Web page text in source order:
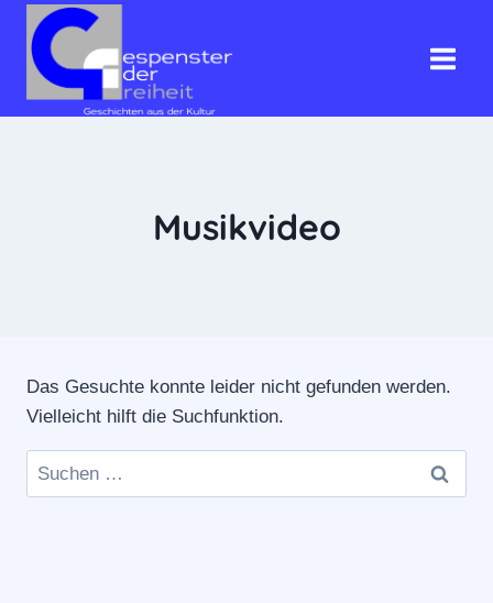
Inhalt
springen
Musikvideo
Das Gesuchte konnte leider nicht gefunden werden.
Vielleicht hilft die Suchfunktion.
Suchen
nach: